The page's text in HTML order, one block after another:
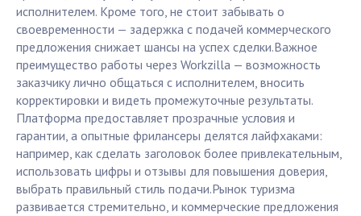
исполнителем. Кроме того, не стоит забывать о
своевременности — задержка с подачей коммерческого
предложения снижает шансы на успех сделки.Важное
преимущество работы через Workzilla — возможность
заказчику лично общаться с исполнителем, вносить
корректировки и видеть промежуточные результаты.
Платформа предоставляет прозрачные условия и
гарантии, а опытные фрилансеры делятся лайфхаками:
например, как сделать заголовок более привлекательным,
использовать цифры и отзывы для повышения доверия,
выбрать правильный стиль подачи.Рынок туризма
развивается стремительно, и коммерческие предложения